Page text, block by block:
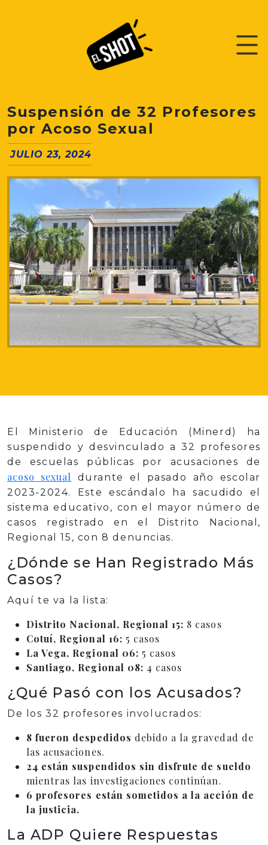
Suspensión de 32 Profesores
por Acoso Sexual
JULIO 23, 2024
El Ministerio de Educación (Minerd) ha
suspendido y desvinculado a 32 profesores
de escuelas públicas por acusaciones de
acoso sexual
durante el pasado año escolar
2023-2024. Este escándalo ha sacudido el
sistema educativo, con el mayor número de
casos registrado en el Distrito Nacional,
Regional 15, con 8 denuncias.
¿Dónde se Han Registrado Más
Casos?
Aquí te va la lista:
Distrito Nacional, Regional 15: 8 casos
Cotuí, Regional 16: 5 casos
La Vega, Regional 06: 5 casos
Santiago, Regional 08: 4 casos
¿Qué Pasó con los Acusados?
De los 32 profesores involucrados:
8 fueron despedidos debido a la gravedad de
las acusaciones.
24 están suspendidos sin disfrute de sueldo
mientras las investigaciones continúan.
6 profesores están sometidos a la acción de
la justicia.
La ADP Quiere Respuestas